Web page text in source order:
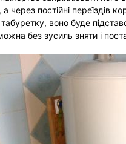
через постійні переїздів
воно буде
без зусиль зняти і